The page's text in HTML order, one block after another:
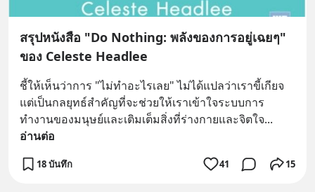
สรุปหนังสือ "Do Nothing: พลังของการอยู่เฉยๆ"
ของ Celeste Headlee
ชี้ให้เห็นว่าการ "ไม่ทำอะไรเลย" ไม่ได้แปลว่าเราขี้เกียจ
แต่เป็นกลยุทธ์สำคัญที่จะช่วยให้เราเข้าใจระบบการ
ทำงานของมนุษย์และเติมเต็มสิ่งที่ร่างกายและจิตใจ
อ่านต่อ
18 บันทึก 41 15